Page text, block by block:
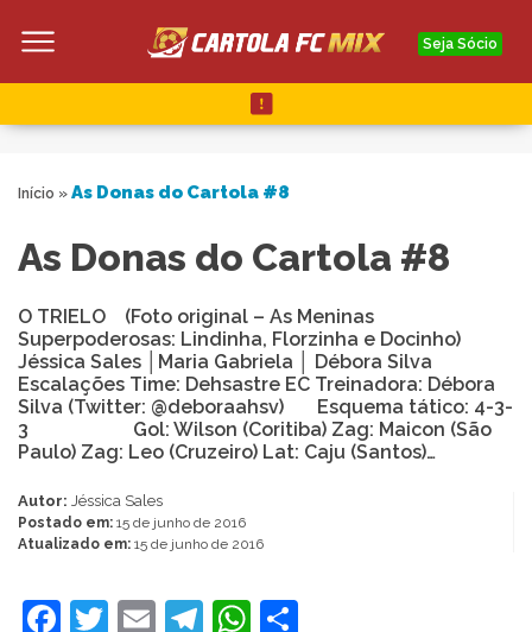
Seja Sócio
Início » As Donas do Cartola #8
As Donas do Cartola #8
O TRIELO (Foto original – As Meninas
Superpoderosas: Lindinha, Florzinha e Docinho)
Jéssica Sales │Maria Gabriela │ Débora Silva
Escalações Time: Dehsastre EC Treinadora: Débora
Silva (Twitter: @deboraahsv) Esquema tático: 4-3-
3 Gol: Wilson (Coritiba) Zag: Maicon (São
Paulo) Zag: Leo (Cruzeiro) Lat: Caju (Santos)…
Autor: Jéssica Sales
Postado em: 15 de junho de 2016
Atualizado em: 15 de junho de 2016
Facebook
Twitter
EmailTelegram
WhatsApp